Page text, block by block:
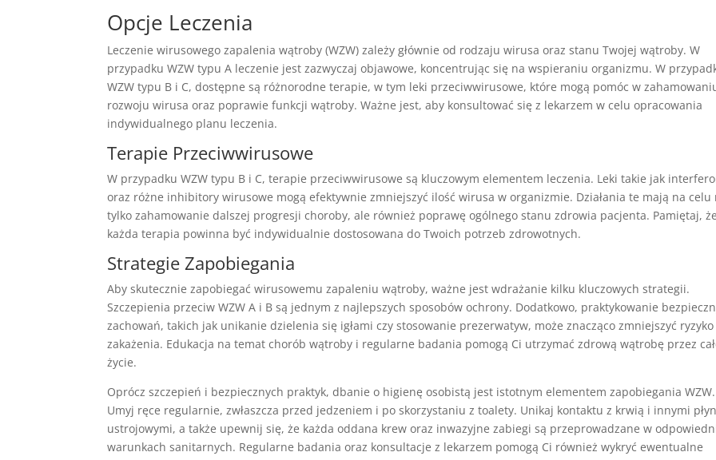
Opcje Leczenia
Leczenie wirusowego zapalenia wątroby (WZW) zależy głównie od rodzaju wirusa oraz stanu Twojej wątroby. W
przypadku WZW typu A leczenie jest zazwyczaj objawowe, koncentrując się na wspieraniu organizmu. W
WZW typu B i C, dostępne są różnorodne terapie, w tym leki przeciwwirusowe, które mogą pomóc w
rozwoju wirusa oraz poprawie funkcji wątroby. Ważne jest, aby konsultować się z lekarzem w celu opracowania
indywidualnego planu leczenia.
Terapie Przeciwwirusowe
W przypadku WZW typu B i C, terapie przeciwwirusowe są kluczowym elementem leczenia. Leki takie jak
oraz różne inhibitory wirusowe mogą efektywnie zmniejszyć ilość wirusa w organizmie. Działania te mają na celu
tylko zahamowanie dalszej progresji choroby, ale również poprawę ogólnego stanu zdrowia pacjenta. Pamiętaj, że
każda terapia powinna być indywidualnie dostosowana do Twoich potrzeb zdrowotnych.
Strategie Zapobiegania
Aby skutecznie zapobiegać wirusowemu zapaleniu wątroby, ważne jest wdrażanie kilku kluczowych strategii.
Szczepienia przeciw WZW A i B są jednym z najlepszych sposobów ochrony. Dodatkowo, praktykowanie
zachowań, takich jak unikanie dzielenia się igłami czy stosowanie prezerwatyw, może znacząco zmniejszyć ryzyko
zakażenia. Edukacja na temat chorób wątroby i regularne badania pomogą Ci utrzymać zdrową wątrobę przez
życie.
Oprócz szczepień i bezpiecznych praktyk, dbanie o higienę osobistą jest istotnym elementem zapobiegania WZW.
Umyj ręce regularnie, zwłaszcza przed jedzeniem i po skorzystaniu z toalety. Unikaj kontaktu z krwią i innymi
ustrojowymi, a także upewnij się, że każda oddana krew oraz inwazyjne zabiegi są przeprowadzane w
warunkach sanitarnych. Regularne badania oraz konsultacje z lekarzem pomogą Ci również wykryć ewentualne